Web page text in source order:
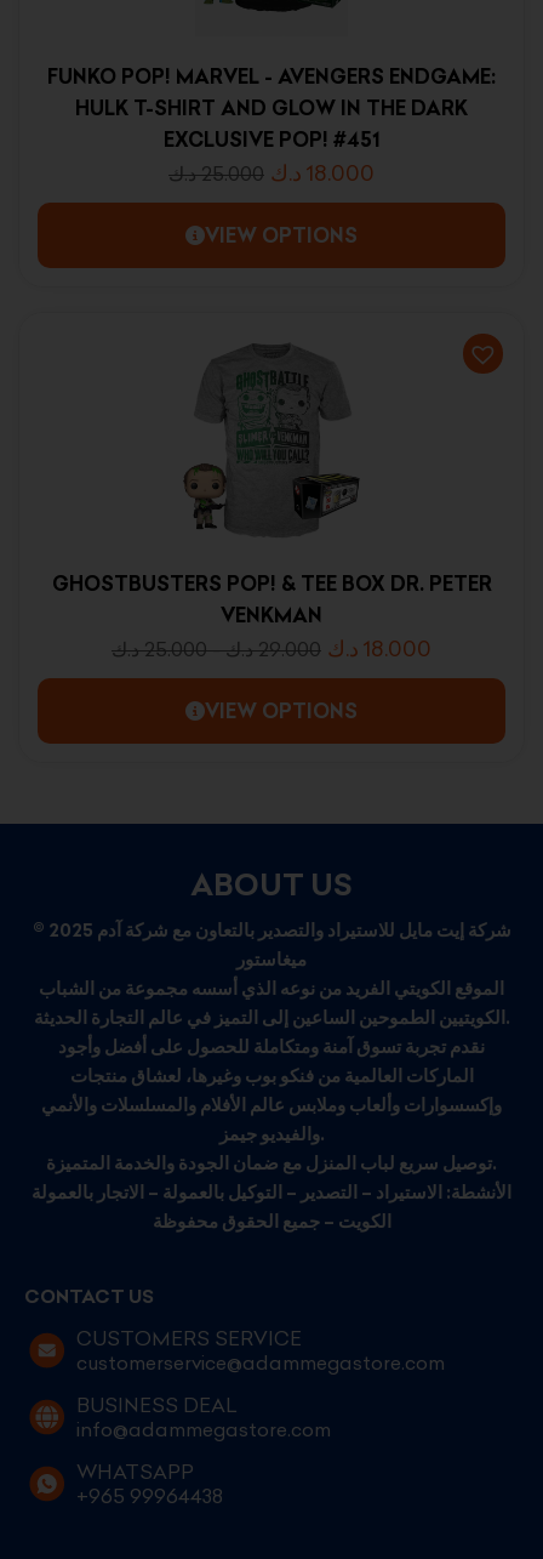
FUNKO POP! MARVEL - AVENGERS ENDGAME:
HULK T-SHIRT AND GLOW IN THE DARK
EXCLUSIVE POP! #451
25.000 د.ك 18.000 د.ك
VIEW OPTIONS
GHOSTBUSTERS POP! & TEE BOX DR. PETER
VENKMAN
25.000 د.ك - 29.000 د.ك 18.000 د.ك
VIEW OPTIONS
ABOUT US
© 2025 شركة إيت مايل للاستيراد والتصدير بالتعاون مع شركة آدم
ميغاستور
الموقع الكويتي الفريد من نوعه الذي أسسه مجموعة من الشباب
الكويتيين الطموحين الساعين إلى التميز في عالم التجارة الحديثة.
نقدم تجربة تسوق آمنة ومتكاملة للحصول على أفضل وأجود
الماركات العالمية من فنكو بوب وغيرها، لعشاق منتجات
وإكسسوارات وألعاب وملابس عالم الأفلام والمسلسلات والأنمي
والفيديو جيمز.
توصيل سريع لباب المنزل مع ضمان الجودة والخدمة المتميزة.
الأنشطة: الاستيراد – التصدير – التوكيل بالعمولة – الاتجار بالعمولة
الكويت – جميع الحقوق محفوظة
CONTACT US
CUSTOMERS SERVICE
customerservice@adammegastore.com
BUSINESS DEAL
info@adammegastore.com
WHATSAPP
+965 99964438